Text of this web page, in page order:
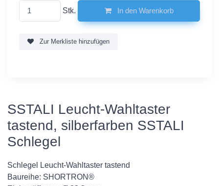
Stk. In den Warenkorb
Zur Merkliste hinzufügen
SSTALI Leucht-Wahltaster
tastend, silberfarben SSTALI
Schlegel
Schlegel Leucht-Wahltaster tastend
Baureihe: SHORTRON®